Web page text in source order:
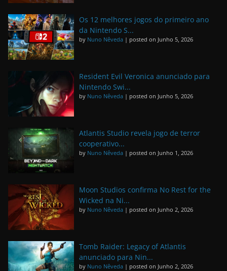
Os 12 melhores jogos do primeiro ano
da Nintendo S...
by Nuno Nêveda | posted on Junho 5, 2026
Resident Evil Veronica anunciado para
Nintendo Swi...
by Nuno Nêveda | posted on Junho 5, 2026
Atlantis Studio revela jogo de terror
cooperativo...
by Nuno Nêveda | posted on Junho 1, 2026
Moon Studios confirma No Rest for the
Wicked na Ni...
by Nuno Nêveda | posted on Junho 2, 2026
Tomb Raider: Legacy of Atlantis
anunciado para Nin...
by Nuno Nêveda | posted on Junho 2, 2026